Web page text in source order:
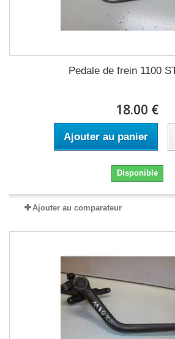
Pedale de frein 1100
18.00 €
Ajouter au panier
Disponible
Ajouter au comparateur